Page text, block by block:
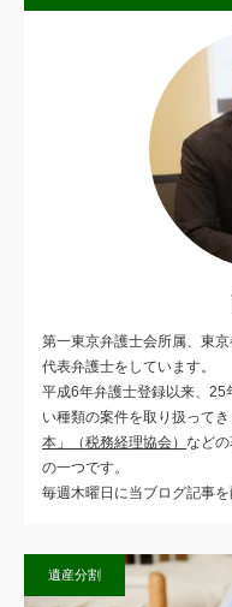
第一東京弁護士会所属、東
代表弁護士をしています。
平成6年弁護士登録以来、
い種類の案件を取り扱ってき
本」（税務経理協会） など
の一つです。
毎週木曜日に当ブログ記事を
遺産分割